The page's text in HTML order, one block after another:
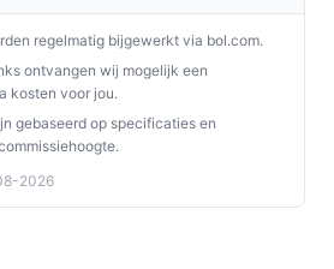
regelmatig bijgewerkt via bol.com.
ontvangen wij mogelijk een
kosten voor jou.
gebaseerd op specificaties en
2026